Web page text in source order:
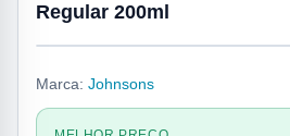
Regular 200ml
Marca: Johnsons